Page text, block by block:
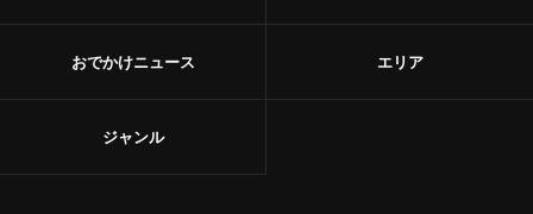
おでかけニュース エリア
ジャンル